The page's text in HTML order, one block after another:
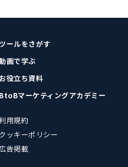
ツールをさがす
画で学ぶ
お役立ち資料
BtoBマーケティングアカデミー
用規約
クッキーポリシー
広告掲載